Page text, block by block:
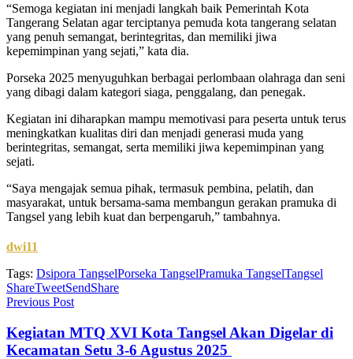
“Semoga kegiatan ini menjadi langkah baik Pemerintah Kota
Tangerang Selatan agar terciptanya pemuda kota tangerang selatan
yang penuh semangat, berintegritas, dan memiliki jiwa
kepemimpinan yang sejati,” kata dia.
Porseka 2025 menyuguhkan berbagai perlombaan olahraga dan seni
yang dibagi dalam kategori siaga, penggalang, dan penegak.
Kegiatan ini diharapkan mampu memotivasi para peserta untuk terus
meningkatkan kualitas diri dan menjadi generasi muda yang
berintegritas, semangat, serta memiliki jiwa kepemimpinan yang
sejati.
“Saya mengajak semua pihak, termasuk pembina, pelatih, dan
masyarakat, untuk bersama-sama membangun gerakan pramuka di
Tangsel yang lebih kuat dan berpengaruh,” tambahnya.
dwi11
Tags: Dsipora TangselPorseka TangselPramuka TangselTangsel
ShareTweetSendShare
Previous Post
Kegiatan MTQ XVI Kota Tangsel Akan Digelar di
Kecamatan Setu 3-6 Agustus 2025